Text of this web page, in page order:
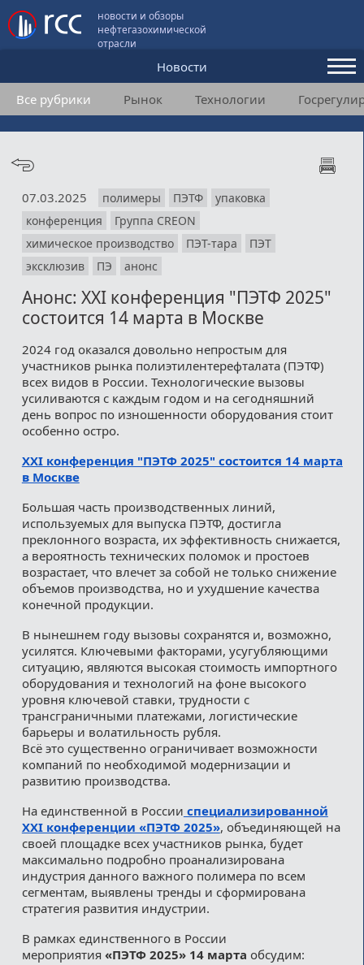
новости и обзоры
нефтегазохимической
отрасли
Новости
Аналитика и мнения
Конференции
Подписка
Пользовательское соглашение
Медиакит
Контакты
Все рубрики Рынок Технологии
07.03.2025 полимеры ПЭТФ
упаковка
конференция
Группа CREON
химическое производство
ПЭТ-тара
ПЭТ
эксклюзив
ПЭ анонс
Анонс: XXI конференция "ПЭТФ 2025"
состоится 14 марта в Москве
2024 год оказался довольно непростым для
участников рынка полиэтилентерефталата (ПЭТФ)
всех видов в России. Технологические вызовы
усиливаются с каждым годом и на сегодняшний
день вопрос по изношенности оборудования стоит
особенно остро.
XXI конференция "ПЭТФ 2025" состоится 14 марта
в Москве
Большая часть производственных линий,
используемых для выпуска ПЭТФ, достигла
преклонного возраста, их эффективность снижается,
а вероятность технических поломок и простоев
возрастает, что влечет за собой не только снижение
объемов производства, но и ухудшение качества
конечной продукции.
В нынешнем году вызовы сохранятся и, возможно,
усилятся. Ключевыми факторами, усугубляющими
ситуацию, являются высокая стоимость импортного
оборудования и технологий на фоне высокого
уровня ключевой ставки, трудности с
трансграничными платежами, логистические
барьеры и волатильность рубля.
Всё это существенно ограничивает возможности
компаний по необходимой модернизации и
развитию производства.
На единственной в России специализированной
XXI конференции «ПЭТФ 2025», объединяющей на
своей площадке всех участников рынка, будет
максимально подробно проанализирована
индустрия данного важного полимера по всем
сегментам, выявлены тренды и сформирована
стратегия развития индустрии.
В рамках единственного в России
мероприятия «ПЭТФ 2025» 14 марта обсудим: